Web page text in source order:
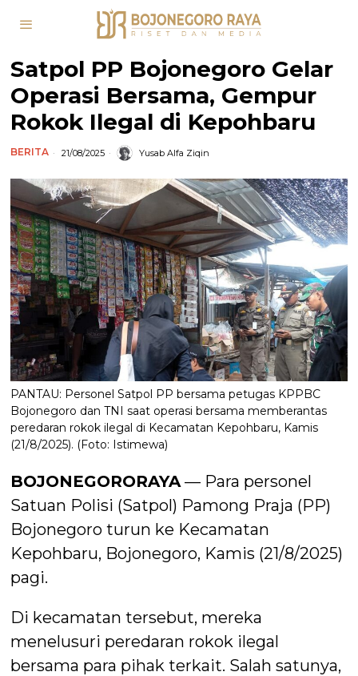
Satpol PP Bojonegoro Gelar
Operasi Bersama, Gempur
Rokok Ilegal di Kepohbaru
BERITA 21/08/2025 Yusab Alfa Ziqin
PANTAU: Personel Satpol PP bersama petugas KPPBC
Bojonegoro dan TNI saat operasi bersama memberantas
peredaran rokok ilegal di Kecamatan Kepohbaru, Kamis
(21/8/2025). (Foto: Istimewa)
BOJONEGORORAYA — Para personel
Satuan Polisi (Satpol) Pamong Praja (PP)
Bojonegoro turun ke Kecamatan
Kepohbaru, Bojonegoro, Kamis (21/8/2025)
pagi.
Di kecamatan tersebut, mereka
menelusuri peredaran rokok ilegal
bersama para pihak terkait. Salah satunya,